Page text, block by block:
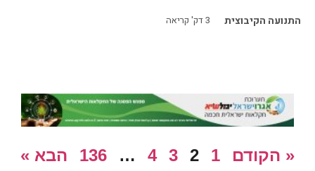
התנועה הקיבוצית 3דק' קריאה
« הקודם 1
2
3
4
…
136 הבא »